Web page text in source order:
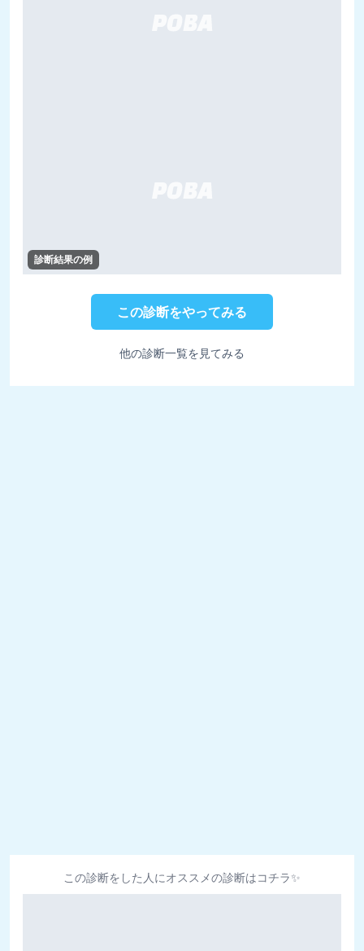
診断結果の例
この診断をやってみる
他の診断一覧を見てみる
この診断をした人にオススメの診断はコチラ✨